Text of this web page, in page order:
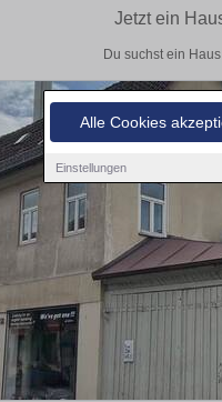
Alle Cookies
Einstellungen
Jetzt ein
Du suchst ein